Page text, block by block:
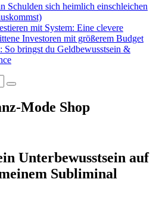
Schulden sich heimlich einschleichen
mit System: Eine clevere
Investoren mit größerem Budget
So bringst du Geldbewusstsein &
Suchen
Mode Shop
Unterbewusstsein auf
Subliminal